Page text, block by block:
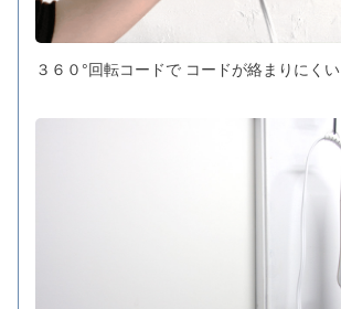
３６０°回転コードで コードが絡まりにくい